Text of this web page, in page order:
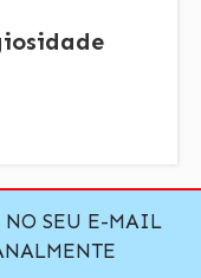
NO SEU E-MAIL